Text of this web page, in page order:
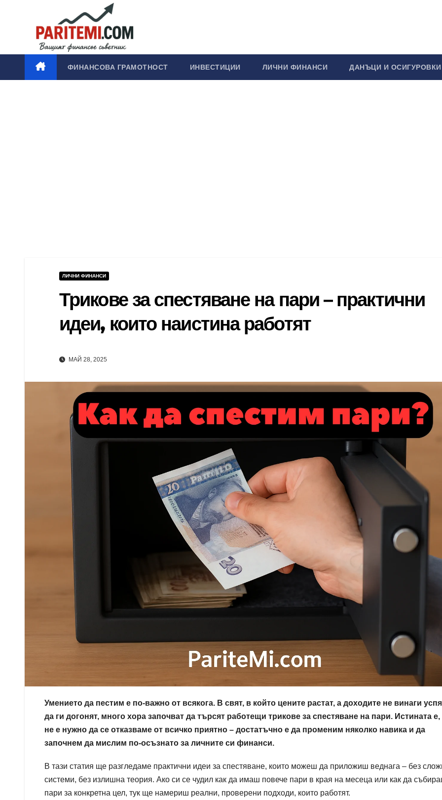
ФИНАНСОВА ГРАМОТНОСТ ИНВЕСТИЦИИ ЛИЧНИ ФИНАНСИ ДАНЪЦИ И ОСИГУРОВКИ
ЛИЧНИ ФИНАНСИ
Трикове за спестяване на пари – практични
идеи, които наистина работят
МАЙ 28, 2025
Умението да пестим е по-важно от всякога. В свят, в който цените растат, а доходите не винаги
да ги догонят, много хора започват да търсят работещи трикове за спестяване на пари. Истината е,
не е нужно да се отказваме от всичко приятно – достатъчно е да променим няколко навика и да
започнем да мислим по-осъзнато за личните си финанси.
В тази статия ще разгледаме практични идеи за спестяване, които можеш да приложиш веднага – без
системи, без излишна теория. Ако си се чудил как да имаш повече пари в края на месеца или как да
пари за конкретна цел, тук ще намериш реални, проверени подходи, които работят.